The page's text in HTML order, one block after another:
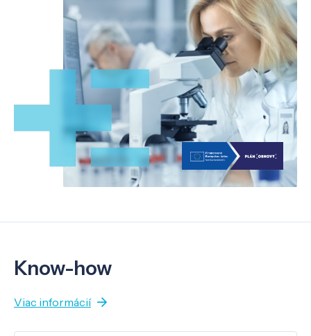
Know-how
Viac informácií